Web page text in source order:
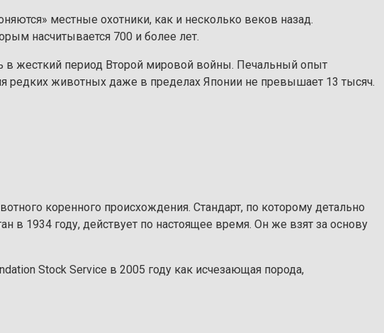
местные охотники, как и несколько веков назад.
насчитывается 700 и более лет.
в жесткий период Второй мировой войны. Печальный опыт
редких животных даже в пределах Японии не превышает 13 тысяч.
коренного происхождения. Стандарт, по которому детально
в 1934 году, действует по настоящее время. Он же взят за основу
Stock Service в 2005 году как исчезающая порода,